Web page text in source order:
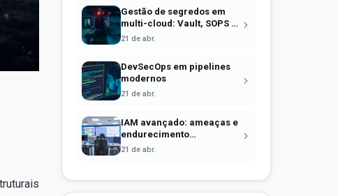
Gestão de segredos em
multi-cloud: Vault, SOPS e
identidade efêmera
21 de abr.
DevSecOps em pipelines
modernos
21 de abr.
IAM avançado: ameaças e
endurecimento
operacional
21 de abr.